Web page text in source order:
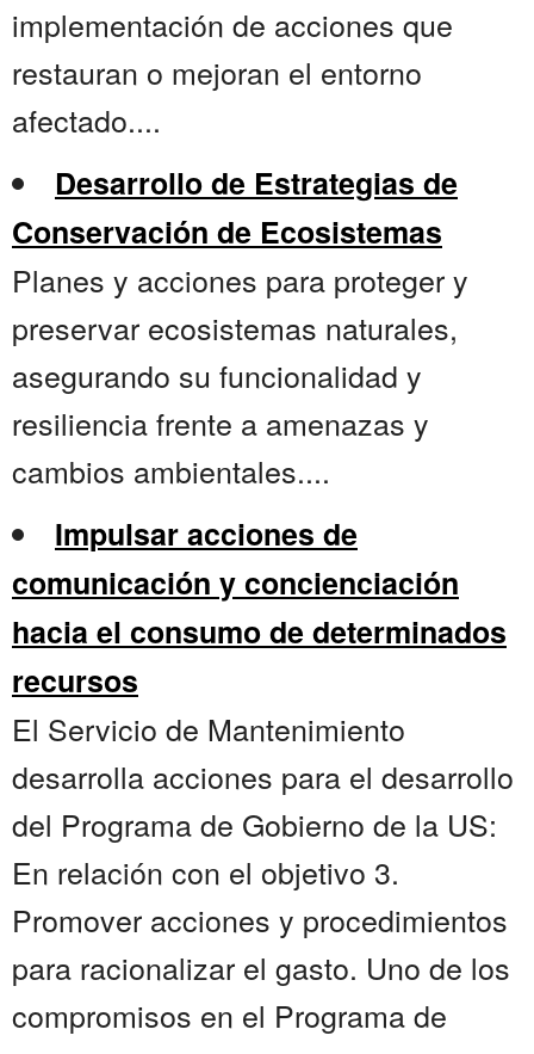
implementación de acciones que
restauran o mejoran el entorno
afectado....
Desarrollo de Estrategias de
Conservación de Ecosistemas
Planes y acciones para proteger y
preservar ecosistemas naturales,
asegurando su funcionalidad y
resiliencia frente a amenazas y
cambios ambientales....
Impulsar acciones de
comunicación y concienciación
hacia el consumo de determinados
recursos
El Servicio de Mantenimiento
desarrolla acciones para el desarrollo
del Programa de Gobierno de la US:
En relación con el objetivo 3.
Promover acciones y procedimientos
para racionalizar el gasto. Uno de los
compromisos en el Programa de